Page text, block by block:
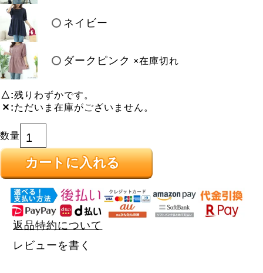
ネイビー
ダークピンク ×在庫切れ
△ 残りわずかです。
✕ ただいま在庫がございません。
カートに入れる
返品特約について
レビューを書く